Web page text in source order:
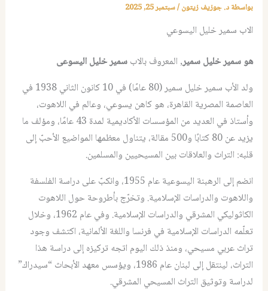
بواسطةد. جوزيف زيتون/سبتمبر 25, 2025
الاب سمير خليل اليسوعي
هو سمير خليل سمير, المعروف بالابسمير خليل اليسوعى
ولد الأب سمير خليل سمير (80 عامًا) في 10 كانون الثاني 1938 في
العاصمة المصرية القاهرة، هو كاهن يسوعي، وعالم في اللاهوت،
وأستاذ في العديد من المؤسسات الأكاديمية لمدة 43 عامًا، ومؤلف ما
يزيد عن 80 كتابًا و500 مقالة، يتناول معظمها المواضيع الأحبّ إلى
قلبه: التراث والعلاقات بين المسيحيين والمسلمين.
انضم إلى الرهبنة اليسوعية عام 1955، وانكبّ على دراسة الفلسفة
واللاهوت والدراسات الإسلامية. وتخرّج بأطروحة حول اللاهوت
الكاثوليكي المشرقي والدراسات الإسلامية. وفي عام 1962، وخلال
تعلّمه الدراسات الإسلامية في فرنسا واللغة الألمانية، اكتشف وجود
تراث عربي مسيحي، ومنذ ذلك اليوم اتجه تركيزه إلى دراسة هذا
التراث، لينتقل إلى لبنان عام 1986، ويؤسس معهد الأبحاث “سيدراك”
لدراسة وتوثيق التراث المسيحي المشرقي.